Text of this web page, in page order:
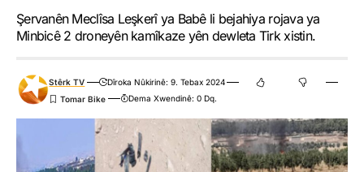
Şervanên Meclîsa Leşkerî ya Babê li bejahiya rojava ya
Minbicê 2 droneyên kamîkaze yên dewleta Tirk xistin.
Stêrk TV
Dîroka Nûkirinê: 9. Tebax 2024
Dema Xwendinê: 0 Dq.